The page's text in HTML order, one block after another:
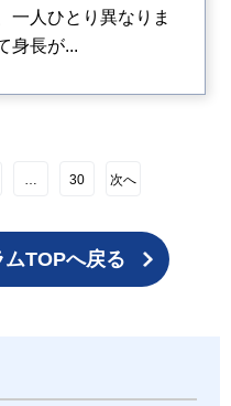
一人ひとり異なりま
身長が...
… 30 次へ
TOPへ戻る